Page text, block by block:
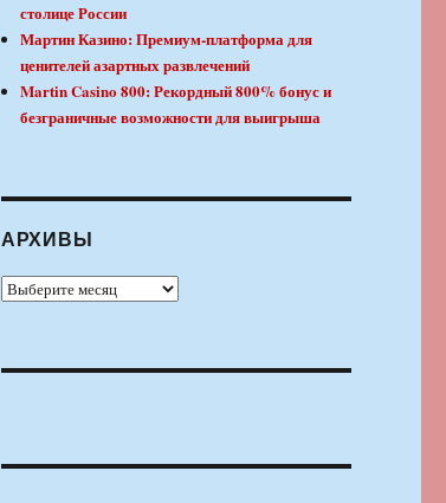
столице России
Мартин Казино: Премиум-платформа для
ценителей азартных развлечений
Martin Casino 800: Рекордный 800% бонус и
безграничные возможности для выигрыша
АРХИВЫ
Архивы